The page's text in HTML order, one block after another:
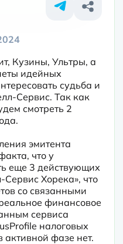
Кузины, Ультры, а
идейных
судьба и
Сервис. Так как
смотреть 2
эмитента
что у
еще 3 действующих
Хорека», что
со связанными
финансовое
сервиса
налоговых
активной фазе нет.